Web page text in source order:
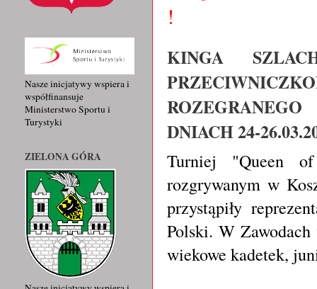
!
KINGA
DNIACH 24-
Turniej "Queen
rozgrywanym w
przystąpiły
Polski. W Zawodach
wiekowe kadetek,
Nasze inicjatywy wspiera i
współfinansuje
Ministerstwo Sportu i
Turystyki
ZIELONA GÓRA